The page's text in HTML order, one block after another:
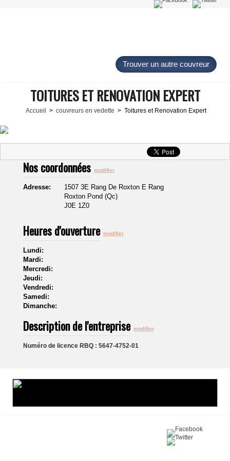
Trouver un autre couvreur
TOITURES ET RENOVATION EXPERT
Accueil > couvreurs en vedette > Toitures et Renovation Expert
Nos coordonnées modifier
Adresse:
1507 3E Rang De Roxton E Rang
Roxton Pond (Qc)
J0E 1Z0
Heures d'ouverture modifier
Lundi:
Mardi:
Mercredi:
Jeudi:
Vendredi:
Samedi:
Dimanche:
Description de l'entreprise modifier
Numéro de licence RBQ : 5647-4752-01